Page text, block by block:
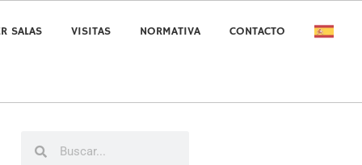
SALAS VISITAS NORMATIVA CONTACTO